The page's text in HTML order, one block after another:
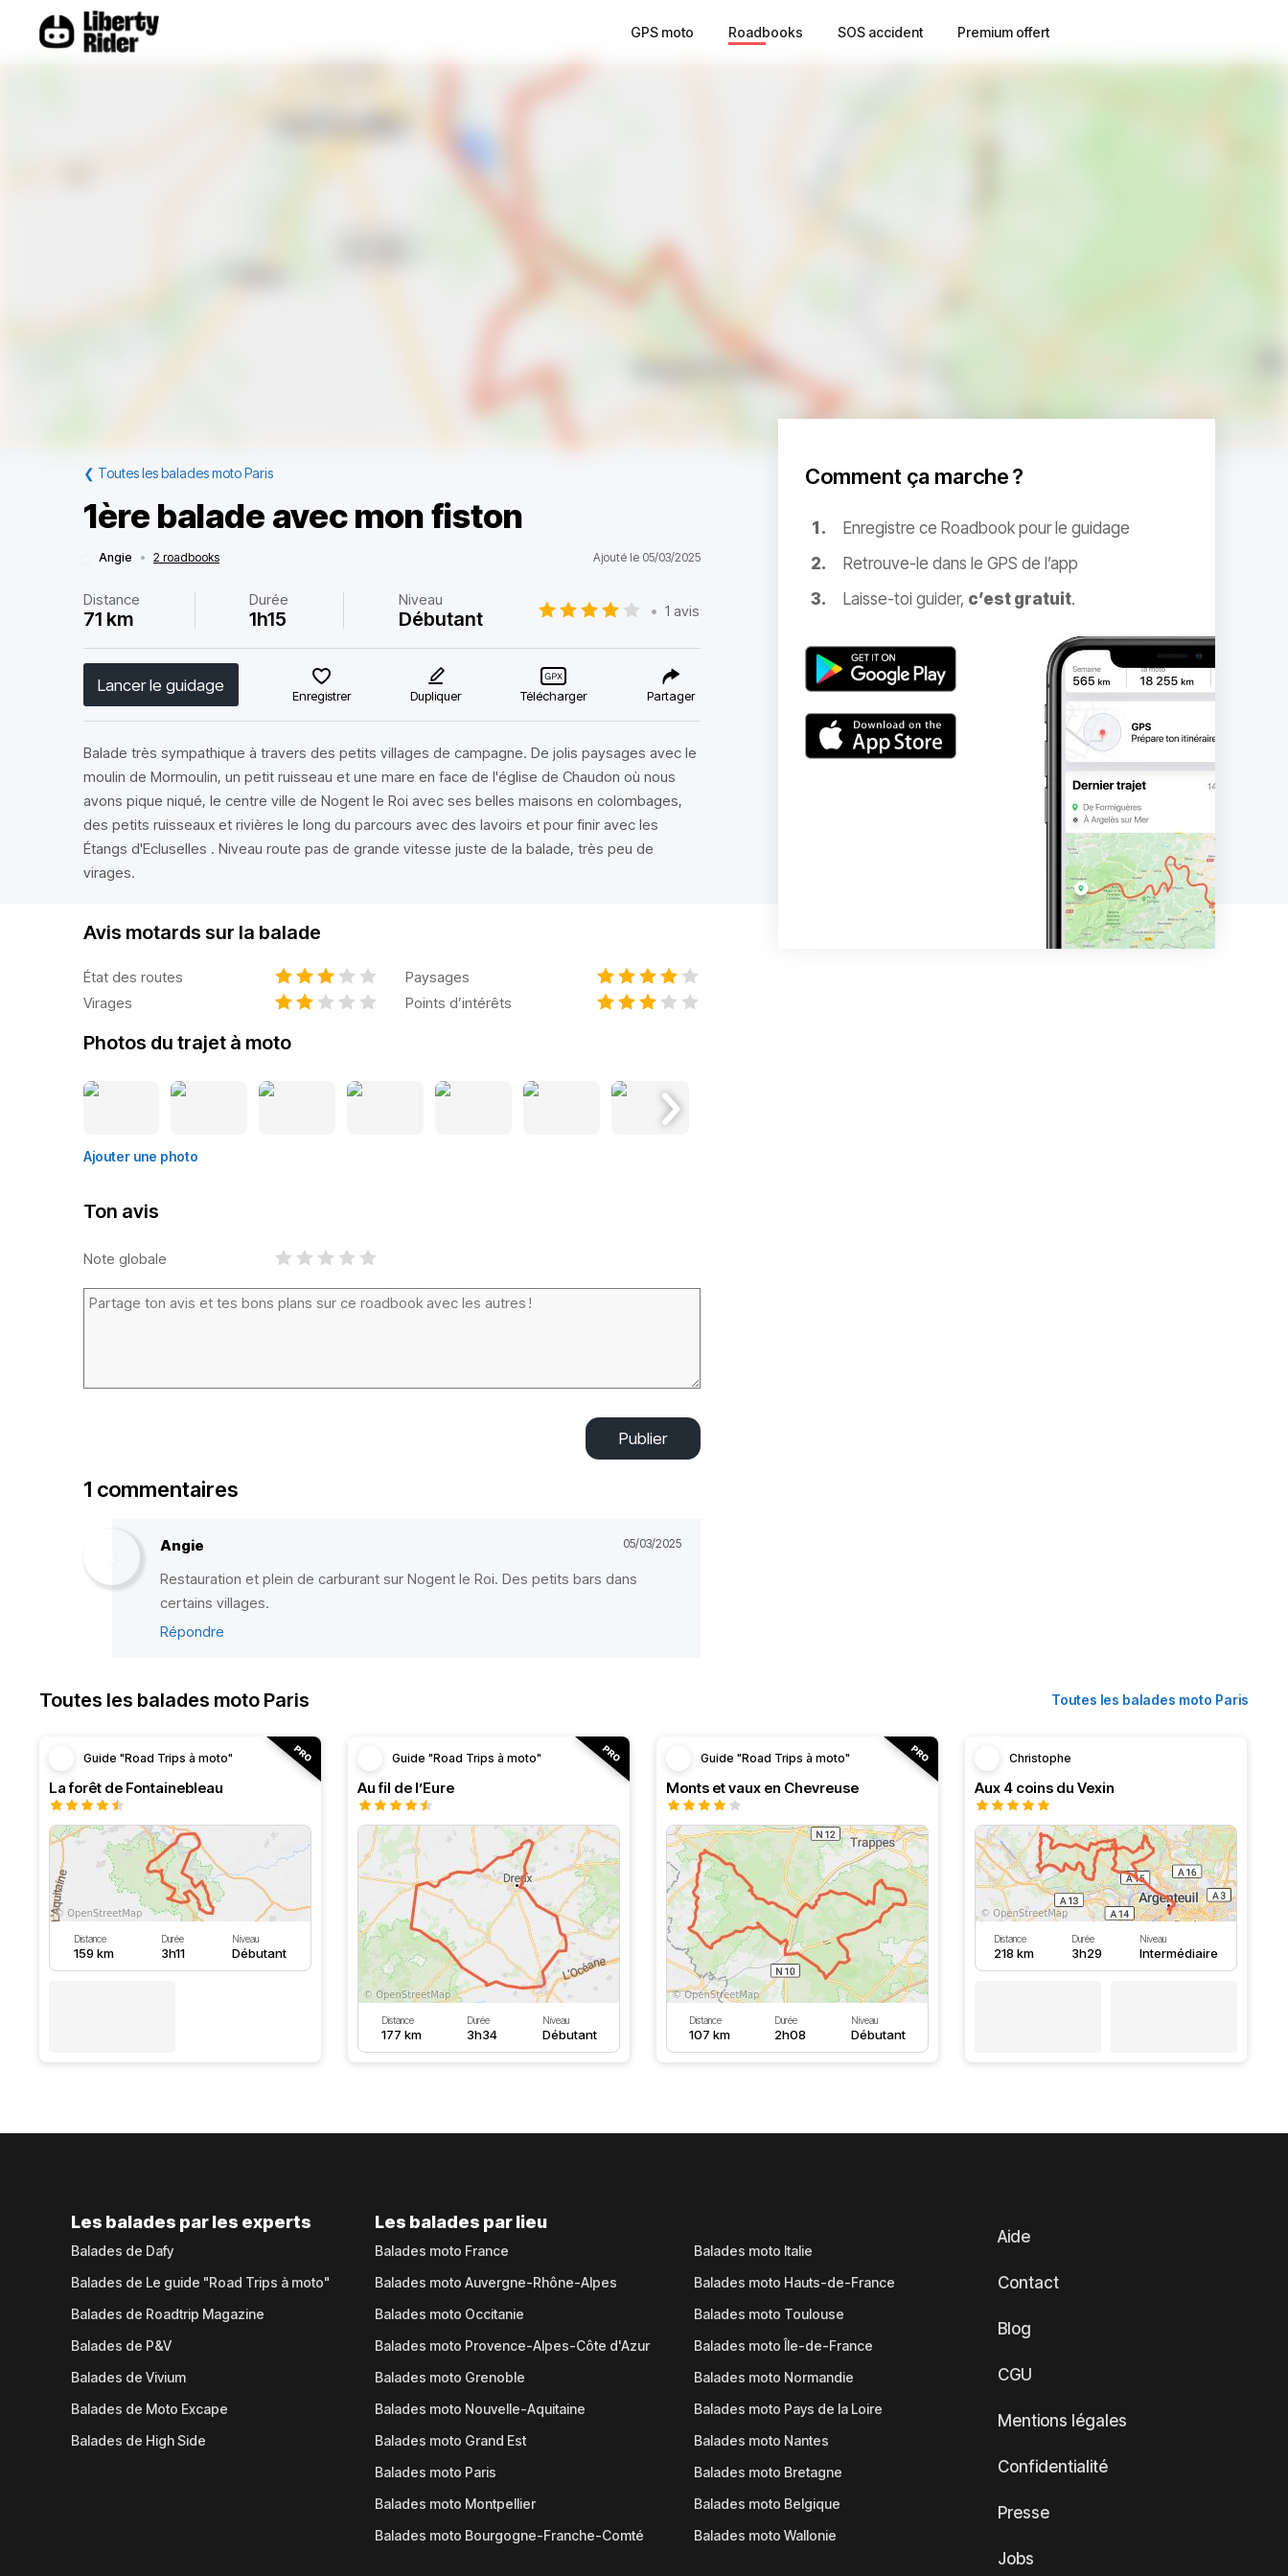
GPS moto Roadbooks SOS accident Premium offert
❮ Toutes les balades moto Paris
1ère balade avec mon fiston
Angie • 2 roadbooks Ajouté le 05/03/2025
Distance
71 km
Durée
1h15
Niveau
Débutant • 1 avis
Lancer le guidage
Enregistrer Dupliquer Télécharger Partager
Balade très sympathique à travers des petits villages de campagne. De jolis paysages avec le
moulin de Mormoulin, un petit ruisseau et une mare en face de l'église de Chaudon où nous
avons pique niqué, le centre ville de Nogent le Roi avec ses belles maisons en colombages,
des petits ruisseaux et rivières le long du parcours avec des lavoirs et pour finir avec les
Étangs d'Ecluselles . Niveau route pas de grande vitesse juste de la balade, très peu de
virages.
Comment ça marche ?
Enregistre ce Roadbook pour le guidage
Retrouve-le dans le GPS de l’app
Laisse-toi guider, c’est gratuit.
Avis motards sur la balade
État des routes
Paysages
Virages
Points d’intérêts
Photos du trajet à moto
Ajouter une photo
Ton avis
Note globale
Publier
1 commentaires
Angie 05/03/2025
Restauration et plein de carburant sur Nogent le Roi. Des petits bars dans
certains villages.
Répondre
Toutes les balades moto Paris Toutes les balades moto Paris
Guide "Road Trips à moto"
La forêt de Fontainebleau
Distance
159 km
Durée
3h11
Niveau
Débutant
Guide "Road Trips à moto"
Au fil de l’Eure
Distance
177 km
Durée
3h34
Niveau
Débutant
Guide "Road Trips à moto"
Monts et vaux en Chevreuse
Distance
107 km
Durée
2h08
Niveau
Débutant
Christophe
Aux 4 coins du Vexin
Distance
218 km
Durée
3h29
Niveau
Intermédiaire
Les balades par les experts
Balades de Dafy
Balades de Le guide "Road Trips à moto"
Balades de Roadtrip Magazine
Balades de P&V
Balades de Vivium
Balades de Moto Excape
Balades de High Side
Les balades par lieu
Balades moto France
Balades moto Auvergne-Rhône-Alpes
Balades moto Occitanie
Balades moto Provence-Alpes-Côte d'Azur
Balades moto Grenoble
Balades moto Nouvelle-Aquitaine
Balades moto Grand Est
Balades moto Paris
Balades moto Montpellier
Balades moto Bourgogne-Franche-Comté
Balades moto Italie
Balades moto Hauts-de-France
Balades moto Toulouse
Balades moto Île-de-France
Balades moto Normandie
Balades moto Pays de la Loire
Balades moto Nantes
Balades moto Bretagne
Balades moto Belgique
Balades moto Wallonie
Aide
Contact
Blog
CGU
Mentions légales
Confidentialité
Presse
Jobs